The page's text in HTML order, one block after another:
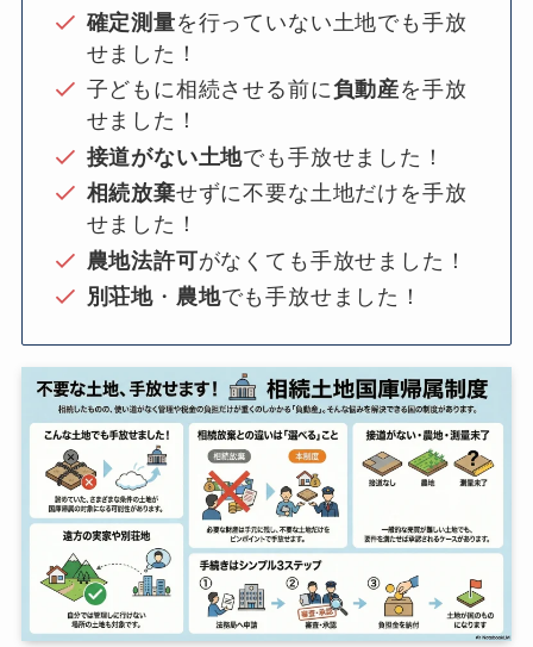
確定測量を行っていない土地でも手放
せました！
子どもに相続させる前に負動産を手放
せました！
接道がない土地でも手放せました！
相続放棄せずに不要な土地だけを手放
せました！
農地法許可がなくても手放せました！
別荘地 ・ 農地でも手放せました！